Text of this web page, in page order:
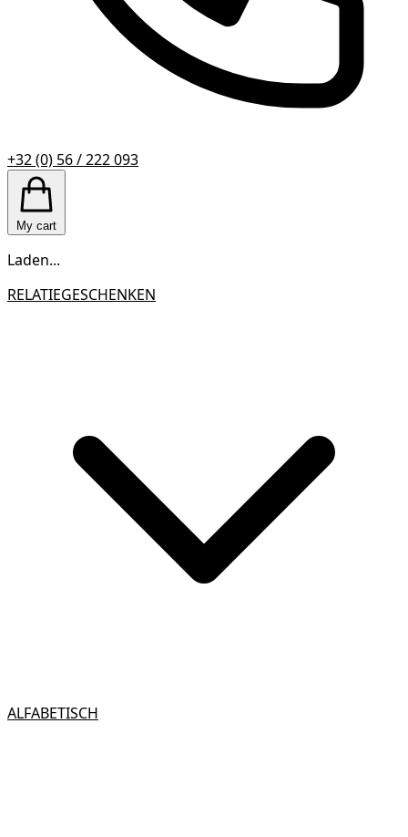
+32 (0) 56 / 222 093
My cart
Laden...
RELATIEGESCHENKEN
ALFABETISCH